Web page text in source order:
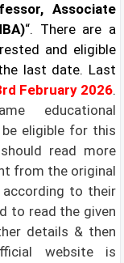
Associate
“. There are a
and eligible
last date. Last
February 2026.
educational
eligible for this
read more
from the original
according to their
to read the given
details & then
website is